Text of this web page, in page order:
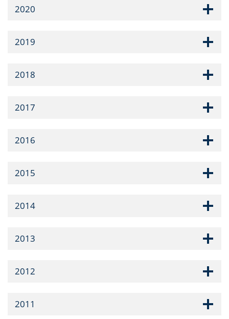
2020
2019
2018
2017
2016
2015
2014
2013
2012
2011